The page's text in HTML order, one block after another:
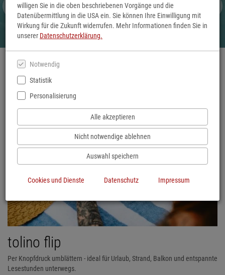
willigen Sie in die oben beschriebenen Vorgänge und die
Datenübermittlung in die USA ein. Sie können Ihre Einwilligung mit
Wirkung für die Zukunft widerrufen. Mehr Informationen finden Sie in
unserer Datenschutzerklärung.
Notwendig
Statistik
Personalisierung
Alle akzeptieren
Nicht notwendige ablehnen
Auswahl speichern
Cookies und Dienste Datenschutz Impressum
tolino flip
Per Knopfdruck umblättern - ideal für Urlaub, Strand, Balkon und entspannte
Lesestunden unterwegs.